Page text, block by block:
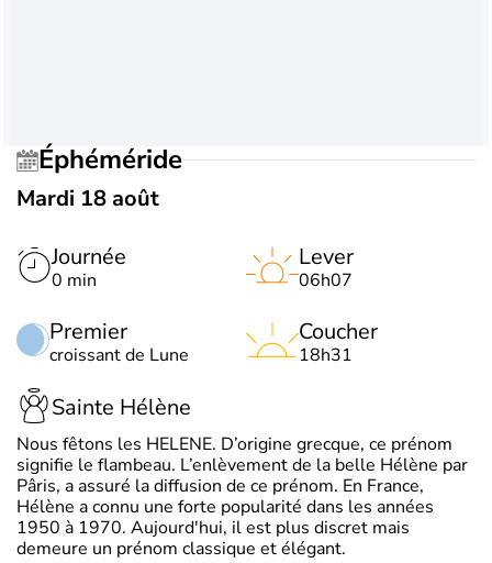
Éphéméride
Mardi 18 août
Journée
0 min
Premier
croissant de Lune
Lever
06h07
Coucher
18h31
Sainte Hélène
Nous fêtons les HELENE. D’origine grecque, ce prénom
signifie le flambeau. L’enlèvement de la belle Hélène par
Pâris, a assuré la diffusion de ce prénom. En France,
Hélène a connu une forte popularité dans les années
1950 à 1970. Aujourd'hui, il est plus discret mais
demeure un prénom classique et élégant.